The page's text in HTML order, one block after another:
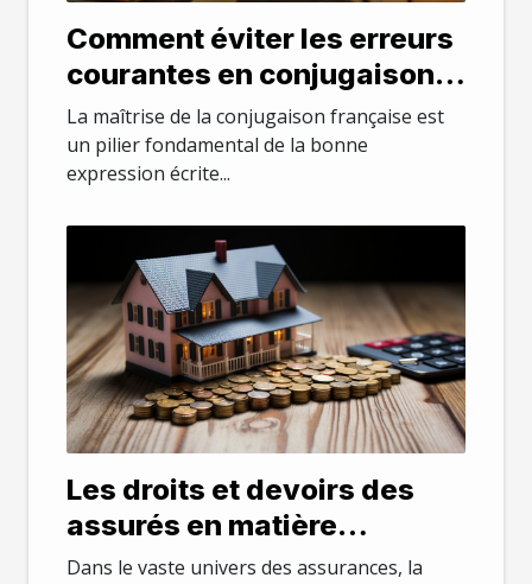
Comment éviter les erreurs
courantes en conjugaison
française
La maîtrise de la conjugaison française est
un pilier fondamental de la bonne
expression écrite...
Les droits et devoirs des
assurés en matière
d'assurance responsabilité
Dans le vaste univers des assurances, la